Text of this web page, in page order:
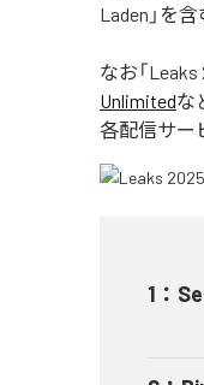
Laden」を
なお「Leaks
Unlimitedな
各配信サー
1 ：